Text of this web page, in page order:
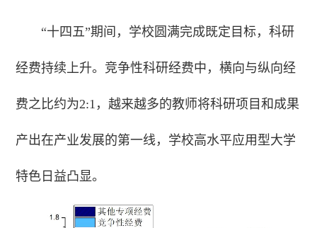
“十四五”期间，学校圆满完成既定目标，科研
经费持续上升。竞争性科研经费中，横向与纵向经
费之比约为2:1，越来越多的教师将科研项目和成果
产出在产业发展的第一线，学校高水平应用型大学
特色日益凸显。